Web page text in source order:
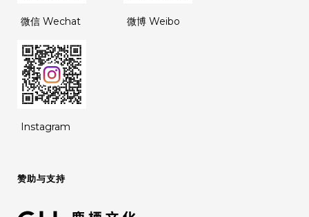
微信 Wechat 微博 Weibo
Instagram
赞助与支持